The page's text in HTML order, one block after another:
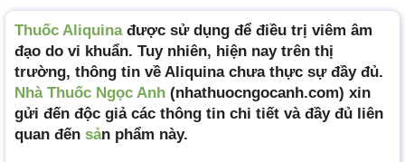
Thuốc Aliquinađược sử dụng để điều trị viêm âm
đạo do vi khuẩn. Tuy nhiên, hiện nay trên thị
trường, thông tin về Aliquina chưa thực sự đầy đủ.
Nhà Thuốc Ngọc Anh (nhathuocngocanh.com) xin
gửi đến độc giả các thông tin chi tiết và đầy đủ liên
quan đến sản phẩm này.